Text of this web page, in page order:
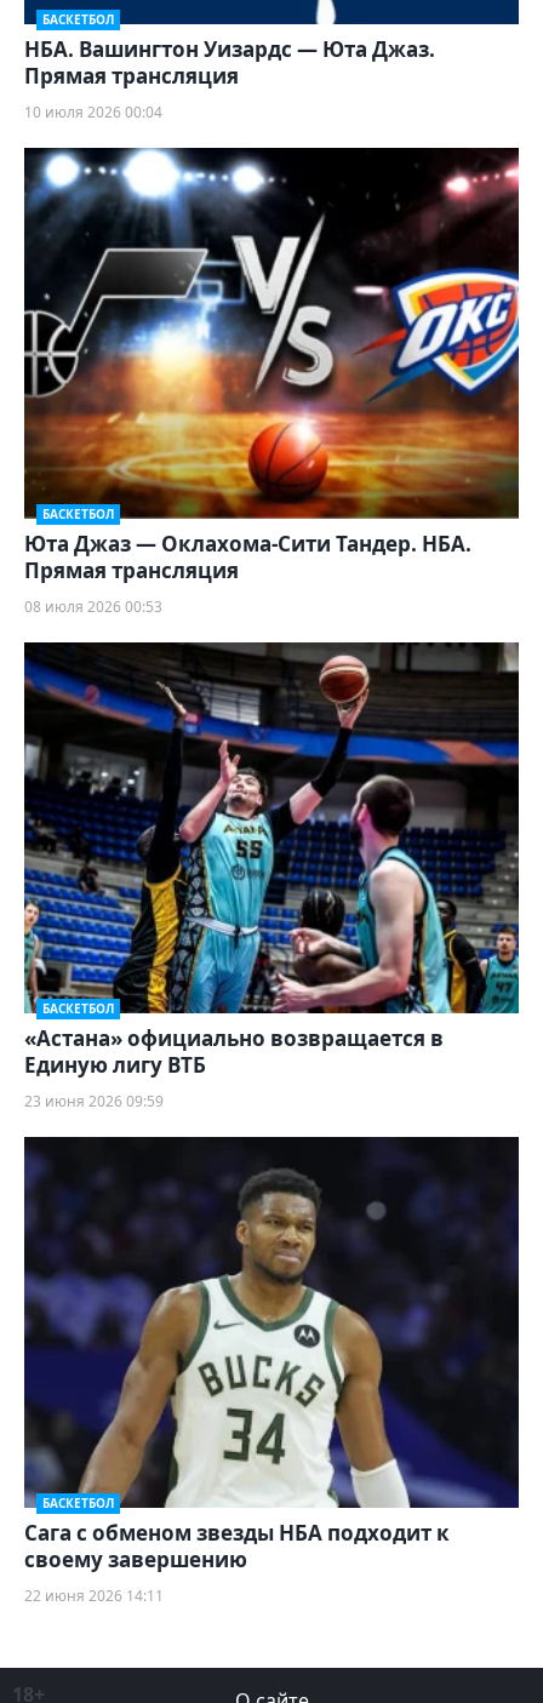
БАСКЕТБОЛ
НБА. Вашингтон Уизардс — Юта Джаз.
Прямая трансляция
10 июля 2026 00:04
БАСКЕТБОЛ
Юта Джаз — Оклахома-Сити Тандер. НБА.
Прямая трансляция
08 июля 2026 00:53
БАСКЕТБОЛ
«Астана» официально возвращается в
Единую лигу ВТБ
23 июня 2026 09:59
БАСКЕТБОЛ
Сага с обменом звезды НБА подходит к
своему завершению
22 июня 2026 14:11
18+